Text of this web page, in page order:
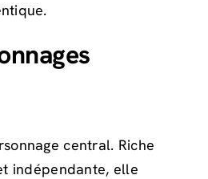
central. Riche
indépendante, elle